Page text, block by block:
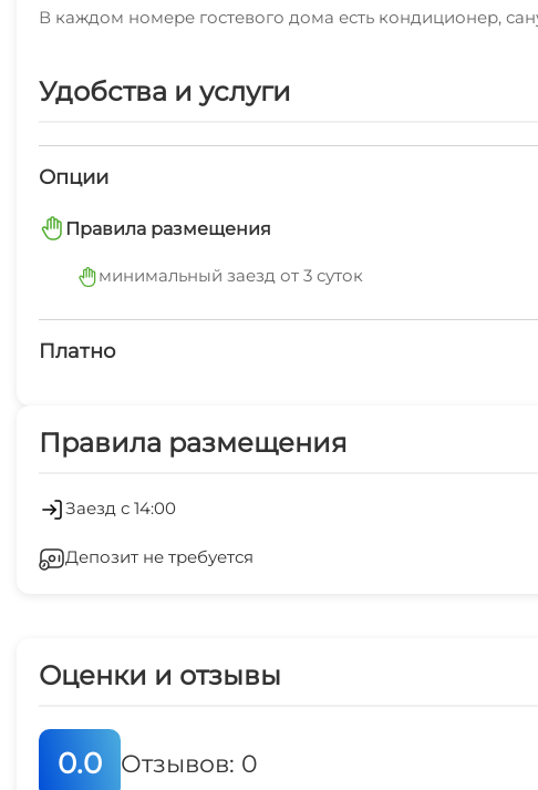
В каждом номере гостевого дома есть кондиционер,
Удобства и услуги
Опции
Правила размещения
минимальный заезд от 3 суток
Платно
СВЧ
Кондиционер
Стиральная машина
Поздняя регистрация выезда
Ускоренная регистрация выезда
Правила размещения
Заезд с 14:00
Депозит не требуется
Оценки и отзывы
0.0 Отзывов: 0